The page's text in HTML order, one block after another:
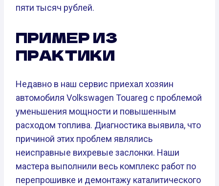
пяти тысяч рублей.
ПРИМЕР ИЗ
ПРАКТИКИ
Недавно в наш сервис приехал хозяин
автомобиля Volkswagen Touareg с проблемой
уменьшения мощности и повышенным
расходом топлива. Диагностика выявила, что
причиной этих проблем являлись
неисправные вихревые заслонки. Наши
мастера выполнили весь комплекс работ по
перепрошивке и демонтажу каталитического